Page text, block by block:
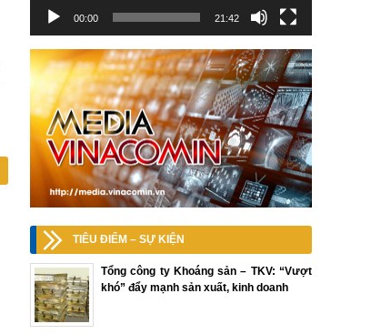
00:00 21:42
TIÊU ĐIỂM – SỰ KIỆN
Tổng công ty Khoáng sản – TKV: “Vượt
khó” đẩy mạnh sản xuất, kinh doanh